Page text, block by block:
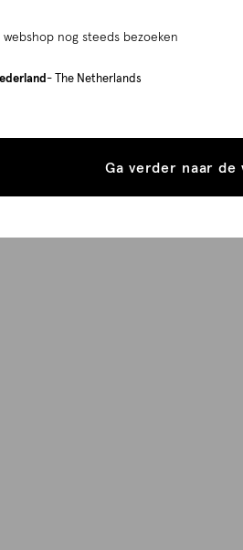
nog steeds bezoeken
- The Netherlands
Ga verder naar de